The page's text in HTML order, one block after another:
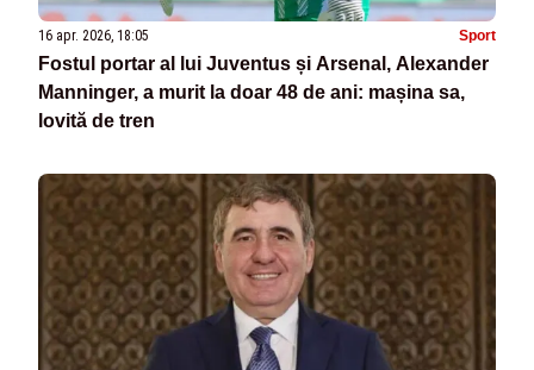
16 apr. 2026, 18:05 Sport
Fostul portar al lui Juventus și Arsenal, Alexander
Manninger, a murit la doar 48 de ani: mașina sa,
lovită de tren